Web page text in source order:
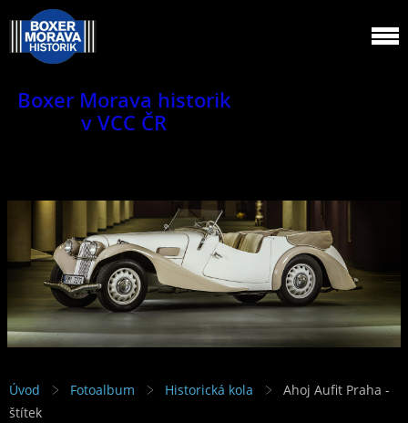
Boxer Morava historik
v VCC ČR
Jsme klub veteránů.
Úvod Fotoalbum Historická kola
Ahoj Aufit Praha -
štítek